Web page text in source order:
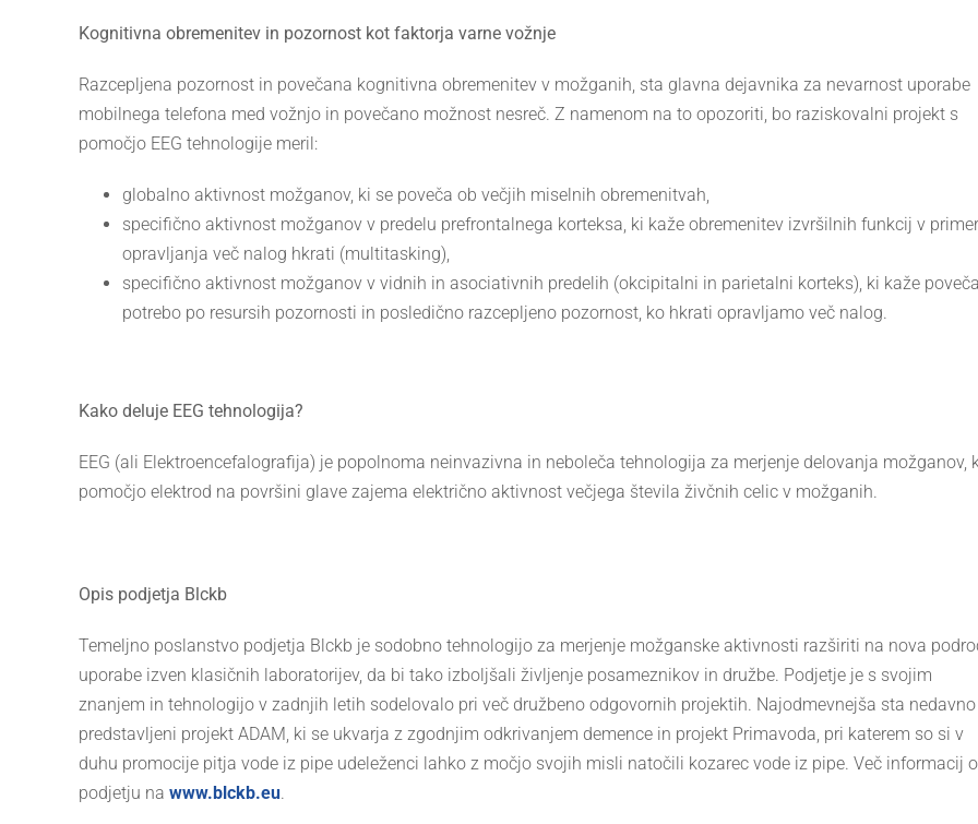
Kognitivna obremenitev in pozornost kot faktorja varne vožnje
Razcepljena pozornost in povečana kognitivna obremenitev v možganih, sta glavna dejavnika za nevarnost uporabe
mobilnega telefona med vožnjo in povečano možnost nesreč. Z namenom na to opozoriti, bo raziskovalni projekt s
pomočjo EEG tehnologije meril:
globalno aktivnost možganov, ki se poveča ob večjih miselnih obremenitvah,
specifično aktivnost možganov v predelu prefrontalnega korteksa, ki kaže obremenitev izvršilnih funkcij v
opravljanja več nalog hkrati (multitasking),
specifično aktivnost možganov v vidnih in asociativnih predelih (okcipitalni in parietalni korteks), ki kaže
potrebo po resursih pozornosti in posledično razcepljeno pozornost, ko hkrati opravljamo več nalog.
Kako deluje EEG tehnologija?
EEG (ali Elektroencefalografija) je popolnoma neinvazivna in neboleča tehnologija za merjenje delovanja možganov,
pomočjo elektrod na površini glave zajema električno aktivnost večjega števila živčnih celic v možganih.
Opis podjetja Blckb
Temeljno poslanstvo podjetja Blckb je sodobno tehnologijo za merjenje možganske aktivnosti razširiti na nova
uporabe izven klasičnih laboratorijev, da bi tako izboljšali življenje posameznikov in družbe. Podjetje je s svojim
znanjem in tehnologijo v zadnjih letih sodelovalo pri več družbeno odgovornih projektih. Najodmevnejša sta nedavno
predstavljeni projekt ADAM, ki se ukvarja z zgodnjim odkrivanjem demence in projekt Primavoda, pri katerem so si v
duhu promocije pitja vode iz pipe udeleženci lahko z močjo svojih misli natočili kozarec vode iz pipe. Več informacij o
podjetju na www.blckb.eu.